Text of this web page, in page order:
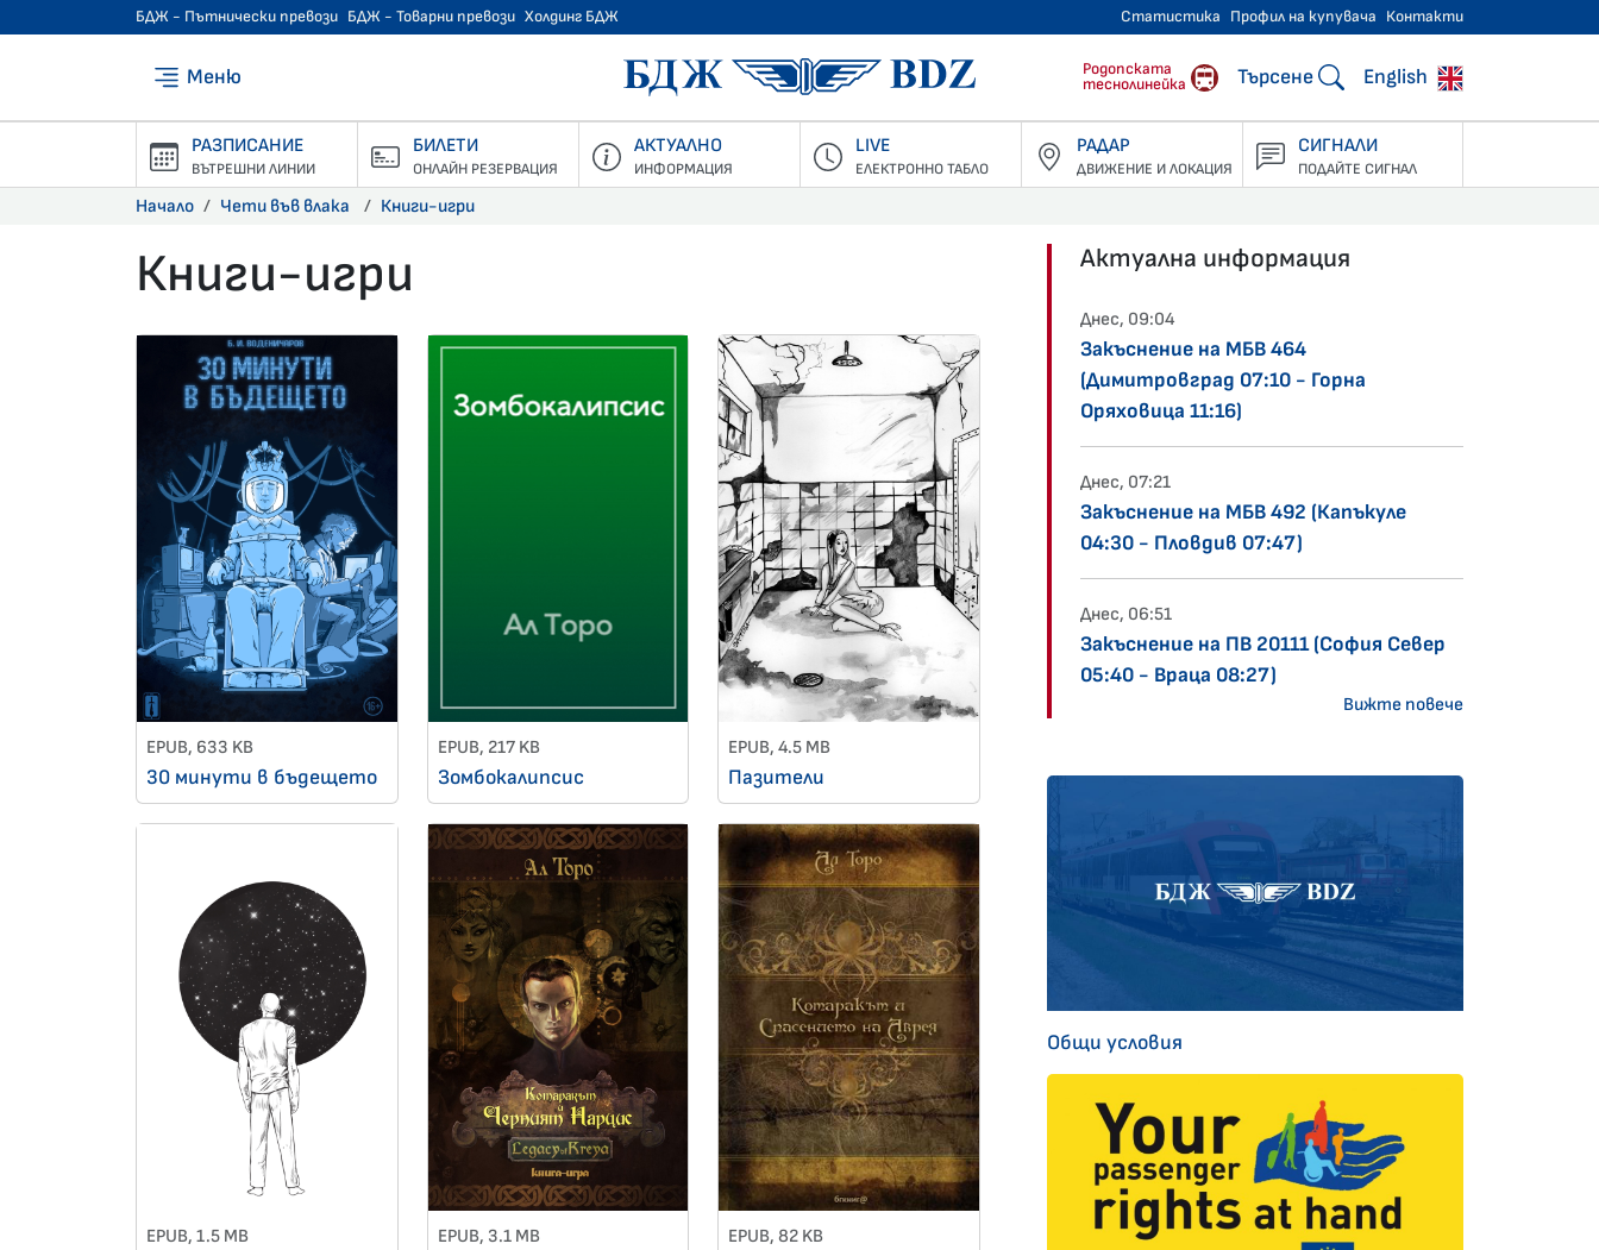
БДЖ - Пътнически превози БДЖ - Товарни превози Холдинг БДЖ Статистика Профил на купувача Контакти
Меню БДЖ - Пътнически превози
Родопската
теснолинейка
Търсене English
РАЗПИСАНИЕ
ВЪТРЕШНИ ЛИНИИ
БИЛЕТИ
ОНЛАЙН РЕЗЕРВАЦИЯ
АКТУАЛНО
ИНФОРМАЦИЯ
LIVE
ЕЛЕКТРОННО ТАБЛО
РАДАР
ДВИЖЕНИЕ И ЛОКАЦИЯ
СИГНАЛИ
ПОДАЙТЕ СИГНАЛ
Начало Чети във влака Книги-игри
Книги-игри
EPUB, 633 KB
30 минути в бъдещето
EPUB, 217 KB
Зомбокалипсис
EPUB, 4.5 MB
Пазители
EPUB, 1.5 MB EPUB, 3.1 MB EPUB, 82 KB
Актуална информация
Днес, 09:04
Закъснение на МБВ 464
(Димитровград 07:10 - Горна
Оряховица 11:16)
Днес, 07:21
Закъснение на МБВ 492 (Капъкуле
04:30 - Пловдив 07:47)
Днес, 06:51
Закъснение на ПВ 20111 (София Север
05:40 - Враца 08:27)
Вижте повече
Общи условия